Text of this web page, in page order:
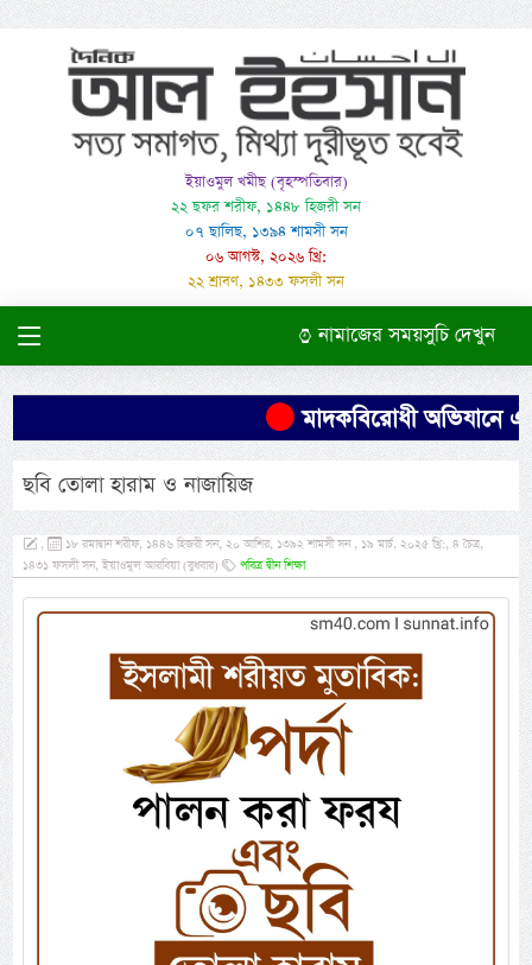
ইয়াওমুল খমীছ (বৃহস্পতিবার)
২২ ছফর শরীফ, ১৪৪৮ হিজরী সন
০৭ ছালিছ, ১৩৯৪ শামসী সন
০৬ আগস্ট, ২০২৬ খ্রি:
২২ শ্রাবণ, ১৪৩৩ ফসলী সন
নামাজের সময়সুচি দেখুন
মাদকবিরোধী অভিযানে
ছবি তোলা হারাম ও নাজায়িজ
,
১৮ রমাদ্বান শরীফ, ১৪৪৬ হিজরী সন, ২০ আশির, ১৩৯২ শামসী সন , ১৯ মার্চ, ২০২৫ খ্রি:, ৪ চৈত্র,
১৪৩১ ফসলী সন, ইয়াওমুল আরবিয়া (বুধবার)
পবিত্র দ্বীন শিক্ষা